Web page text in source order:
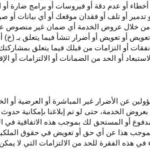
أو عدم دقة أو فيروسات أو برامج ضارة
تدمير أو تلف أو فقدان موقعك أو أي بيانات
خلال عروض الخدمة أي ضمان غير منصوص
أو تعويض أو أضرار تنشأ فيما يتعلق بـ
أو التزامات من قبلك فيما يتعلق
لاستبعاد أو الحد من الضمانات أو الالتزامات أو
عن الأضرار غير المباشرة أو العرضية أو
بعروض الخدمة، حتى لو تم إبلاغنا بإمكانية
أو المستحق لك بموجب هذه الاتفاقية
بموجب هذا عن أي حق أو تعويض في حقوق
هذه الفقرة للحد من الالتزامات التي لا